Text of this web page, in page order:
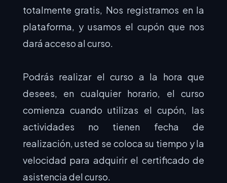
totalmente gratis, Nos registramos en la
plataforma, y usamos el cupón que nos
dará acceso al curso.
Podrás realizar el curso a la hora que
desees, en cualquier horario, el curso
comienza cuando utilizas el cupón, las
actividades no tienen fecha de
realización, usted se coloca su tiempo y la
velocidad para adquirir el certificado de
asistencia del curso.